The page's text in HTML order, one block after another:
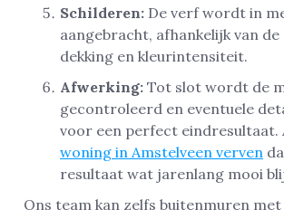
Schilderen: De verf wordt in
aangebracht, afhankelijk van
dekking en kleurintensiteit.
Afwerking: Tot slot wordt de
gecontroleerd en eventuele
voor een perfect eindresultaat.
woning in Amstelveen verven
resultaat wat jarenlang mooi
Ons team kan zelfs buitenmuren met